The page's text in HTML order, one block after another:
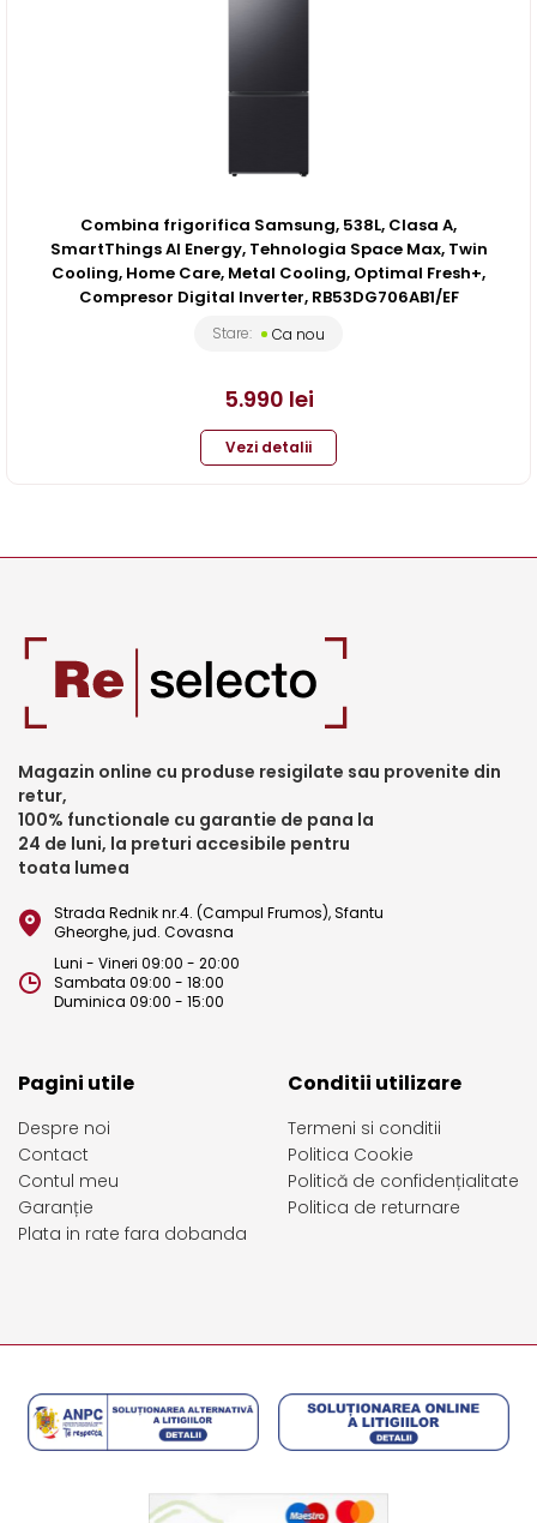
Combina frigorifica Samsung, 538L, Clasa A,
SmartThings AI Energy, Tehnologia Space Max, Twin
Cooling, Home Care, Metal Cooling, Optimal Fresh+,
Compresor Digital Inverter, RB53DG706AB1/EF
Stare: Ca nou
5.990 lei
Vezi detalii
Magazin online cu produse resigilate sau provenite din
retur,
100% functionale cu garantie de pana la
24 de luni, la preturi accesibile pentru
toata lumea
Strada Rednik nr.4. (Campul Frumos), Sfantu
Gheorghe, jud. Covasna
Luni - Vineri 09:00 - 20:00
Sambata 09:00 - 18:00
Duminica 09:00 - 15:00
Pagini utile
Despre noi
Contact
Contul meu
Garanție
Plata in rate fara dobanda
Conditii utilizare
Termeni si conditii
Politica Cookie
Politică de confidențialitate
Politica de returnare